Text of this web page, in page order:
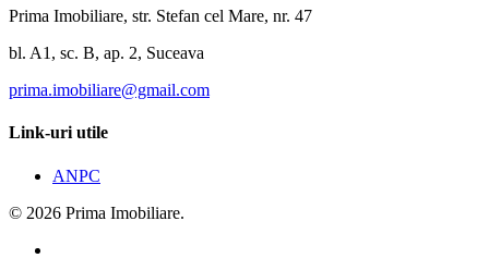
Prima Imobiliare, str. Stefan cel Mare, nr. 47
bl. A1, sc. B, ap. 2, Suceava
prima.imobiliare@gmail.com
Link-uri utile
ANPC
© 2026 Prima Imobiliare.